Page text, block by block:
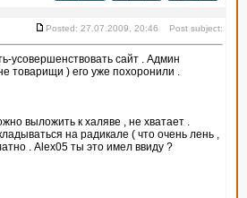
Posted: 27.07.2009, 20:46 Post subject:
усовершенствовать сайт . Админ
товарищи ) его уже похоронили .
выложить к халяве , не хватает .
на радикале ( что очень лень ,
. Alex05 ты это имел ввиду ?